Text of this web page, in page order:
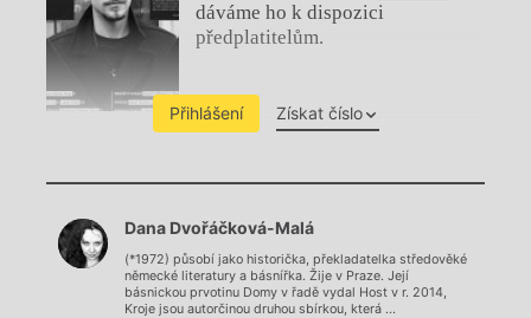
dáváme ho k dispozici
předplatitelům.
Přihlášení Získat číslo
Chviličku.
Načítá se.
Dana Dvořáčková-Malá
(*1972) působí jako historička, překladatelka středověké
německé literatury a básnířka. Žije v Praze. Její
básnickou prvotinu Domy v řadě vydal Host v r. 2014,
Kroje jsou autorčinou druhou sbírkou, která ...